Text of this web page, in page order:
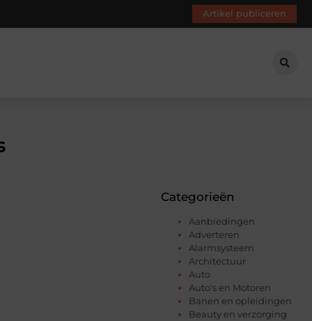
Artikel publiceren
Categorieën
Aanbiedingen
Adverteren
Alarmsysteem
Architectuur
Auto
Auto's en Motoren
Banen en opleidingen
Beauty en verzorging